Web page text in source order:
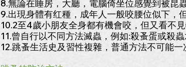
8.無論在睡房，大廳，電腦倚坐位感覺到被昆蟲
9.出現身體有红種，成年人一般咬腰位似下，
10.2至4歲小朋友全身都有機會咬，但又看不見
11.曾自行以不同方法滅蟲，例如:殺蚤蛋或殺
12.跳蚤生活史及習性複雜，普通方法不可能一